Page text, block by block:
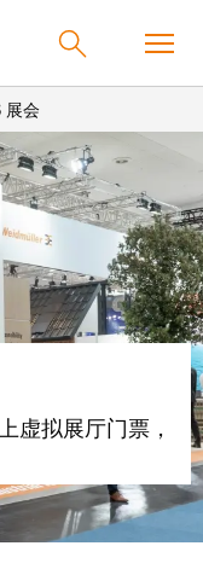
展会
虚拟展厅门票，